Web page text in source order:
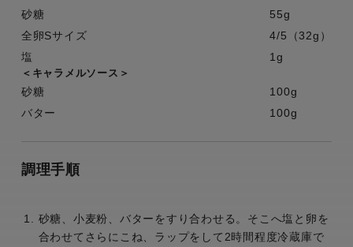
砂糖
55g
全卵Sサイズ
4/5（32g）
塩
1g
＜キャラメルソース＞
砂糖
100g
バター
100g
調理手順
砂糖、小麦粉、バターをすり合わせる。そこへ塩と卵を
合わせてさらにこね、ラップをして2時間程度冷蔵庫で